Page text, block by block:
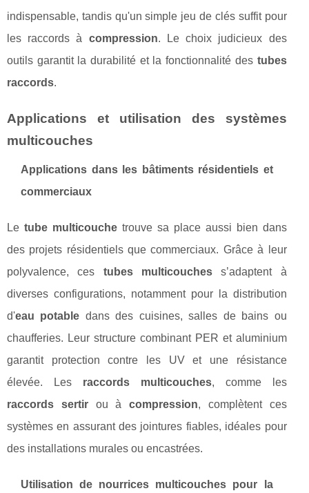
indispensable, tandis qu'un simple jeu de clés suffit pour
les raccords à compression. Le choix judicieux des
outils garantit la durabilité et la fonctionnalité des tubes
raccords.
Applications et utilisation des systèmes
multicouches
Applications dans les bâtiments résidentiels et
commerciaux
Le tube multicouchetrouve sa place aussi bien dans
des projets résidentiels que commerciaux. Grâce à leur
polyvalence, ces tubes multicouchess’adaptent à
diverses configurations, notamment pour la distribution
d'eau potable dans des cuisines, salles de bains ou
chaufferies. Leur structure combinant PER et aluminium
garantit protection contre les UV et une résistance
élevée. Les raccords multicouches, comme les
raccords sertirou àcompression, complètent ces
systèmes en assurant des jointures fiables, idéales pour
des installations murales ou encastrées.
Utilisation de nourrices multicouches pour la